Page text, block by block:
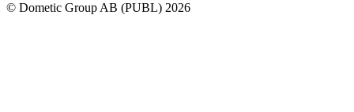
© Dometic Group AB (PUBL) 2026